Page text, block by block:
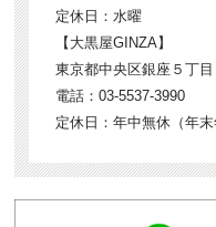
定休日：水曜
【大黒屋GINZA】
東京都中央区銀座５丁
電話：03-5537-3990
定休日：年中無休（年